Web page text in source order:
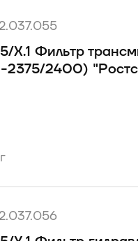
X.1 Фильтр
2375/2400)